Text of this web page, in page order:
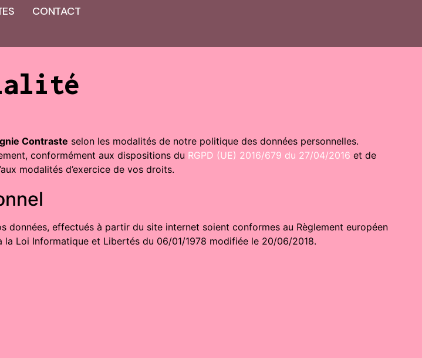
CONTACT
Contraste selon les modalités de notre politique des données personnelles.
conformément aux dispositions du RGPD (UE) 2016/679 du 27/04/2016 et de
modalités d’exercice de vos droits.
données, effectués à partir du site internet soient conformes au Règlement européen
Loi Informatique et Libertés du 06/01/1978 modifiée le 20/06/2018.